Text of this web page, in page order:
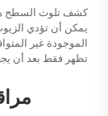
كشف تلوث السطح هو
يمكن أن تؤدي
الموجودة غير
تظهر فقط بعد أن